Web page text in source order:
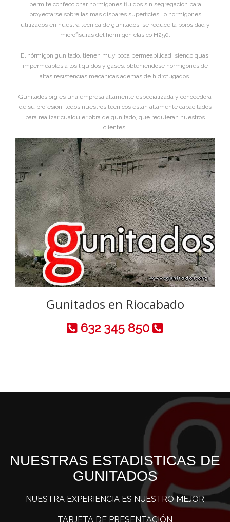
permite confeccionar hormigones fluidos sin segregación para
proyectarse sobre las mas dispares superficies, lo hormigones
utilizados en nuestra técnica de gunitados, se reduce la porosidad y
microfisuras del hórmigon clasico H250.
El hórmigon gunitado, tienen muy poca permeabilidad, siendo quasi
impermeables a los líquidos y gases, obteniéndose hormigones de
altas resistencias mecánicas ademas de hidrofugados.
Gunitados.org es una empresa altamente especializada y conocedora
de su profesión, todos nuestros técnicos estan altamente capacitados
para realizar cualquier obra de gunitado, que requieran nuestros
clientes.
Gunitados en Riocabado
632 345 850
NUESTRAS ESTADISTICAS DE
GUNITADOS
NUESTRA EXPERIENCIA ES NUESTRO MEJOR
TARJETA DE PRESENTACIÓN